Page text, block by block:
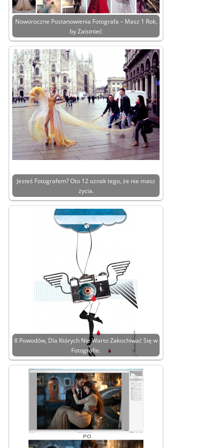
Noworoczne Postanowienia Fotografa – Masz 1 Rok,
by Zaistnieć
Jesteś Fotografem? Oto 12 oznak tego, że nie masz
życia.
8 Powodów, Dla Których Nie Warto Zakochiwać Się w
Fotografie.